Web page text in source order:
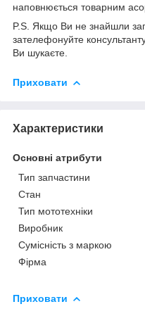
наповнюється товарним
P.S. Якщо Ви не знайшли
зателефонуйте
Ви шукаєте.
Приховати
Характеристики
Основні атрибути
Тип запчастини
Стан
Тип мототехніки
Виробник
Сумісність з маркою
Фірма
Приховати